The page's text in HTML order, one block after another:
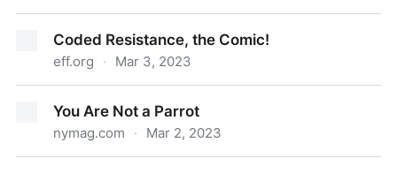
Coded Resistance, the Comic!
eff.org · Mar 3, 2023
You Are Not a Parrot
nymag.com · Mar 2, 2023